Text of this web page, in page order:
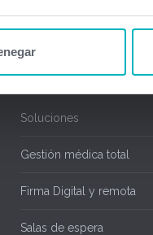
Soluciones
Gestión médica total
Firma Digital y remota
Salas de espera